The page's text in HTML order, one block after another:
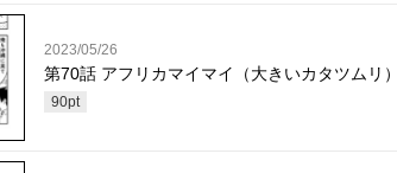
2023/05/26
第70話 アフリカマイマイ（大きいカタツムリ）
90pt